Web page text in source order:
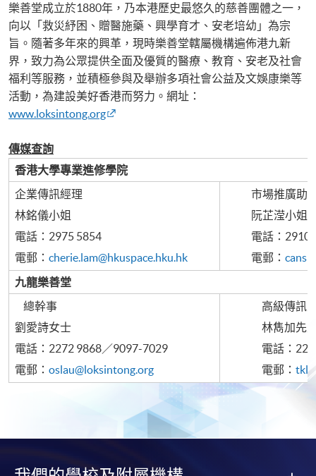
樂善堂成立於1880年，乃本港歷史最悠久的慈善團體之一，
向以「救災紓困、贈醫施藥、興學育才、安老培幼」為宗
旨。隨著多年來的興革，現時樂善堂轄屬機構遍佈港九新
界，致力為公眾提供全面及優質的醫療、教育、安老及社會
福利等服務，並積極參與及舉辦多項社會公益及文娛康樂等
活動，為建設美好香港而努力。網址：
www.loksintong.org
傳媒查詢
香港大學專業進修學院
企業傳訊經理
林銘儀小姐
電話：2975 5854
電郵： cherie.lam@hkuspace.hku.hk
市場推廣助
阮芷滢小姐
電話：2910
電郵：
九龍樂善堂
總幹事
劉愛詩女士
電話：2272 9868／9097-7029
電郵： oslau@loksintong.org
高級傳訊
林雋加先
電話：
電郵：